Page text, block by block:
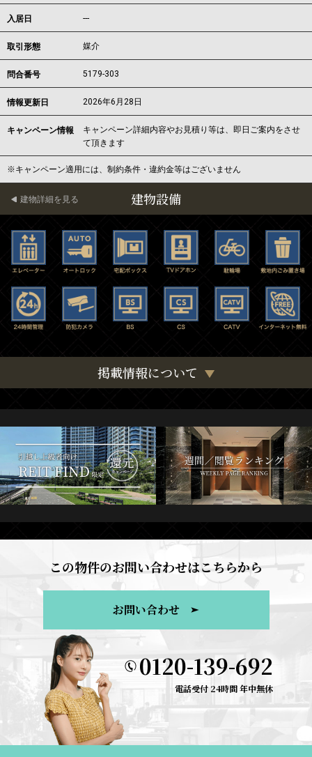
入居日 ---
取引形態 媒介
問合番号 5179-303
情報更新日 2026年6月28日
キャンペーン情報
キャンペーン詳細内容やお見積り等は、即日ご案内をさせ
て頂きます
※キャンペーン適用には、制約条件・違約金等はございません
建物設備
建物詳細を見る
掲載情報について
この物件のお問い合わせはこちらから
お問い合わせ
0120-139-692
電話受付 24時間 年中無休